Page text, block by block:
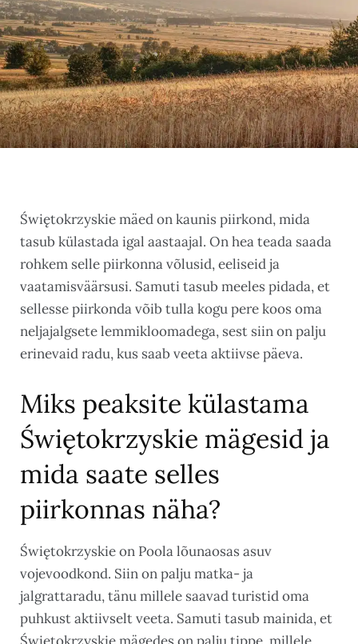
Świętokrzyskie mäed on kaunis piirkond, mida
tasub külastada igal aastaajal. On hea teada saada
rohkem selle piirkonna võlusid, eeliseid ja
vaatamisväärsusi. Samuti tasub meeles pidada, et
sellesse piirkonda võib tulla kogu pere koos oma
neljajalgsete lemmikloomadega, sest siin on palju
erinevaid radu, kus saab veeta aktiivse päeva.
Miks peaksite külastama
Świętokrzyskie mägesid ja
mida saate selles
piirkonnas näha?
Świętokrzyskie on Poola lõunaosas asuv
vojevoodkond. Siin on palju matka- ja
jalgrattaradu, tänu millele saavad turistid oma
puhkust aktiivselt veeta. Samuti tasub mainida, et